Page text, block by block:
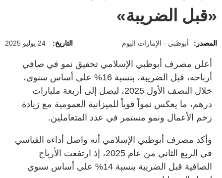
«قبل الضريبة»
المصدر: أبوظبي - الإمارات اليوم التاريخ: 24 يوليو 2025
أعلن مصرف أبوظبي الإسلامي تحقيق نمو في صافي
أرباحه، قبل الضريبة، بنسبة 16% على أساس سنوي،
خلال النصف الأول 2025، ليصل إلى أربعة مليارات
درهم، ما يعكس نمواً قوياً للميزانية العمومية مع زيادة
زخم الأعمال ونمو مستمر في عدد المتعاملين.
وأكد مصرف أبوظبي الإسلامي أنه واصل أداءه القياسي
في الربع الثاني من عام 2025، إذ ارتفعت الأرباح
الصافية قبل الضريبة بنسبة 14% على أساس سنوي